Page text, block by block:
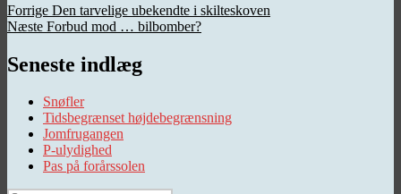
Indlægsnavigation
Forrige Forrige
indlæg:
Den tarvelige ubekendte i skilteskoven
Næste Næste
Forbud mod … bilbomber?
Seneste indlæg
Snøfler
Tidsbegrænset højdebegrænsning
Jomfrugangen
P-ulydighed
Pas på forårssolen